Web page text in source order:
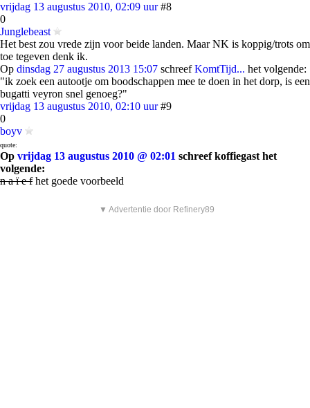
vrijdag 13 augustus 2010, 02:09 uur #8
0
Junglebeast
Het best zou vrede zijn voor beide landen. Maar NK is koppig/trots om
toe tegeven denk ik.
Op dinsdag 27 augustus 2013 15:07 schreefKomtTijd... het volgende:
"ik zoek een autootje om boodschappen mee te doen in het dorp, is een
bugatti veyron snel genoeg?"
vrijdag 13 augustus 2010, 02:10 uur #9
0
boyv
quote:
Op vrijdag 13 augustus 2010 @ 02:01 schreef koffiegast het
volgende:
n a ï e fhet goede voorbeeld
▼ Advertentie door Refinery89